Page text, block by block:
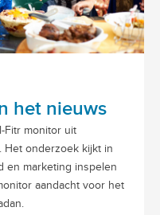
het nieuws
Fitr monitor uit
Het onderzoek kijkt in
en marketing inspelen
aandacht voor het